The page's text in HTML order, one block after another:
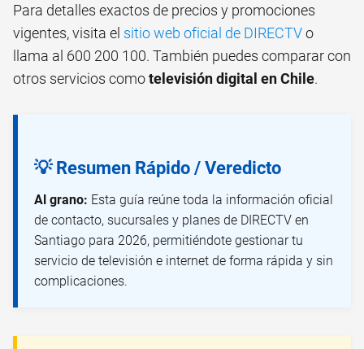
Para detalles exactos de precios y promociones
vigentes, visita el sitio web oficial de DIRECTVo
llama al 600 200 100. También puedes comparar con
otros servicios comotelevisión digital en Chile.
💡 Resumen Rápido / Veredicto
Al grano: Esta guía reúne toda la información oficial
de contacto, sucursales y planes de DIRECTV en
Santiago para 2026, permitiéndote gestionar tu
servicio de televisión e internet de forma rápida y sin
complicaciones.